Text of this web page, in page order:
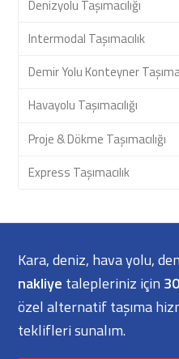
Denizyolu Taşımacılığı
Intermodal Taşımacılık
Demir Yolu Konteyner
Havayolu Taşımacılığı
Proje & Dökme Taşımacılığı
Express Taşımacılık
Kara, deniz, hava yolu,
nakliye talepleriniz için
özel alternatif taşıma
teklifleri sunalım.